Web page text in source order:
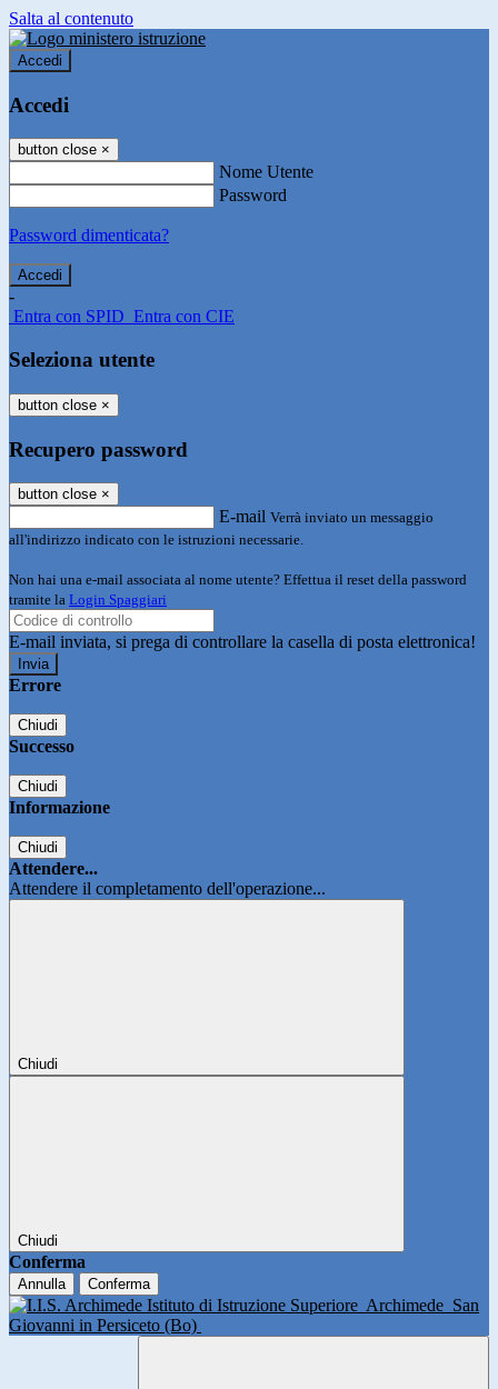
Salta al contenuto
Accedi
Accedi
button close ×
Nome Utente
Password
Password dimenticata?
-
Entra con SPID Entra con CIE
Seleziona utente
button close ×
Recupero password
button close ×
E-mail Verrà inviato un messaggio
all'indirizzo indicato con le istruzioni necessarie.
Non hai una e-mail associata al nome utente? Effettua il reset della password
tramite la Login Spaggiari
E-mail inviata, si prega di controllare la casella di posta elettronica!
Errore
Chiudi
Successo
Chiudi
Informazione
Chiudi
Attendere...
Attendere il completamento dell'operazione...
Chiudi
Chiudi
Conferma
Annulla Conferma
Istituto di Istruzione Superiore Archimede San
Giovanni in Persiceto (Bo)